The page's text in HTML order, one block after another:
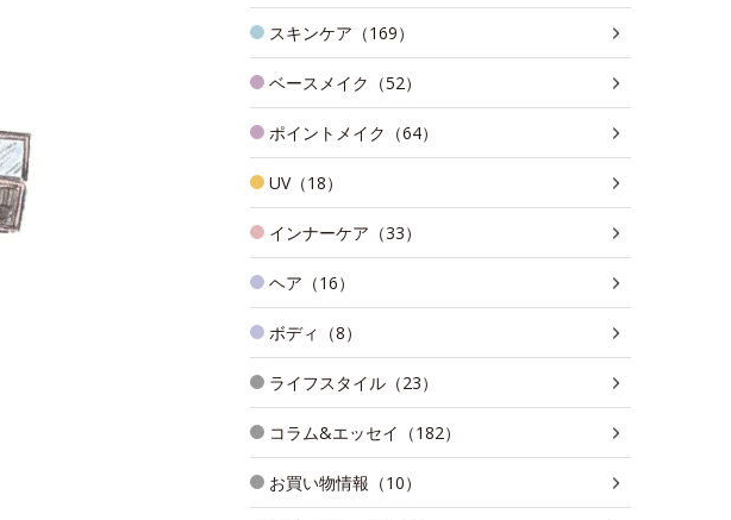
スキンケア（169）
ベースメイク（52）
ポイントメイク（64）
UV（18）
インナーケア（33）
ヘア（16）
ボディ（8）
ライフスタイル（23）
コラム&エッセイ（182）
お買い物情報（10）